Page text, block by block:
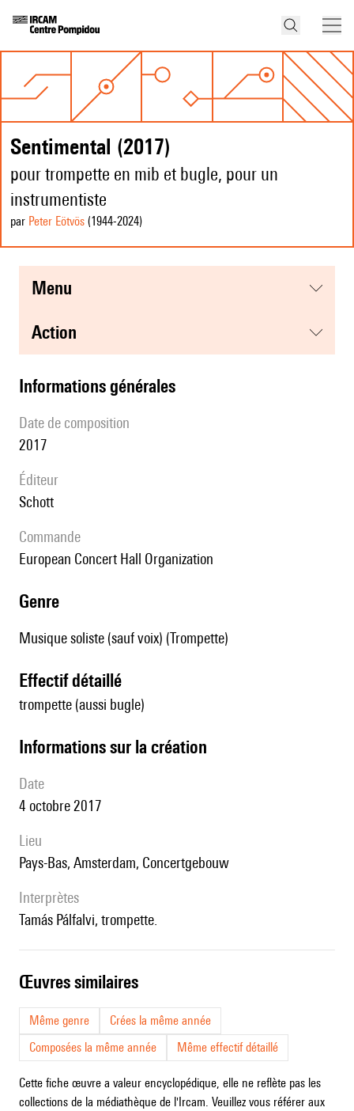
Sentimental (2017)
pour trompette en mib et bugle, pour un
instrumentiste
par Peter Eötvös (1944-2024)
menu
action
informations générales
date de composition
2017
éditeur
Schott
Commande
European Concert Hall Organization
genre
Musique soliste (sauf voix) (Trompette)
effectif détaillé
trompette (aussi bugle)
informations sur la création
date
4 octobre 2017
lieu
Pays-Bas, Amsterdam, Concertgebouw
interprètes
Tamás Pálfalvi, trompette.
œuvres similaires
Même genre
Crées la même année
Composées la même année
Même effectif détaillé
Cette fiche œuvre a valeur encyclopédique, elle ne reflète pas les
collections de la médiathèque de l'Ircam. Veuillez vous référer aux